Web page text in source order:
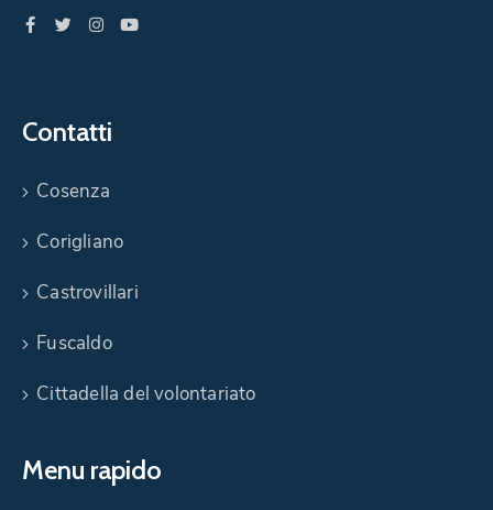
Contatti
Cosenza
Corigliano
Castrovillari
Fuscaldo
Cittadella del volontariato
Menu rapido